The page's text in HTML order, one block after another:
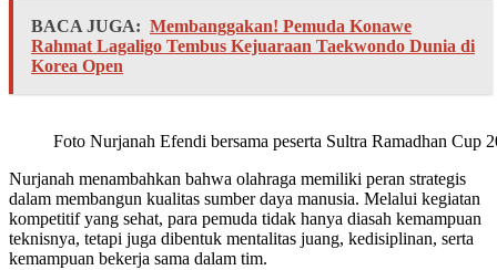
BACA JUGA: Membanggakan! Pemuda Konawe
Rahmat Lagaligo Tembus Kejuaraan Taekwondo Dunia di
Korea Open
Foto Nurjanah Efendi bersama peserta Sultra Ramadhan Cup
Nurjanah menambahkan bahwa olahraga memiliki peran strategis
dalam membangun kualitas sumber daya manusia. Melalui kegiatan
kompetitif yang sehat, para pemuda tidak hanya diasah kemampuan
teknisnya, tetapi juga dibentuk mentalitas juang, kedisiplinan, serta
kemampuan bekerja sama dalam tim.